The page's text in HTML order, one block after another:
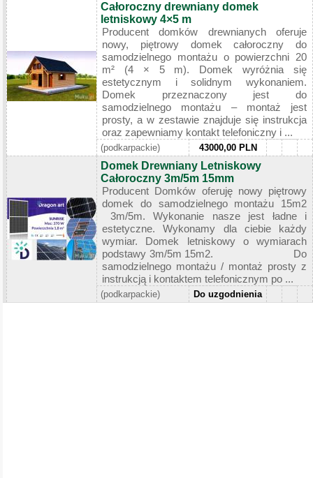
Całoroczny drewniany domek
letniskowy 4×5 m
Producent domków drewnianych oferuje
nowy, piętrowy domek całoroczny do
samodzielnego montażu o powierzchni 20
m² (4 × 5 m). Domek wyróżnia się
estetycznym i solidnym wykonaniem.
Domek przeznaczony jest do
samodzielnego montażu – montaż jest
prosty, a w zestawie znajduje się instrukcja
oraz zapewniamy kontakt telefoniczny i ...
(podkarpackie) 43000,00 PLN
Domek Drewniany Letniskowy
Całoroczny 3m/5m 15mm
Producent Domków oferuję nowy piętrowy
domek do samodzielnego montażu 15m2
3m/5m. Wykonanie nasze jest ładne i
estetyczne. Wykonamy dla ciebie każdy
wymiar. Domek letniskowy o wymiarach
podstawy 3m/5m 15m2. Do
samodzielnego montażu / montaż prosty z
instrukcją i kontaktem telefonicznym po ...
(podkarpackie) Do uzgodnienia